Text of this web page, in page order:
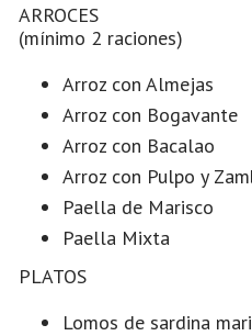
ARROCES
(mínimo 2 raciones)
Arroz con Almejas
Arroz con Bogavante
Arroz con Bacalao
Arroz con Pulpo y
Paella de Marisco
Paella Mixta
PLATOS
Lomos de sardina